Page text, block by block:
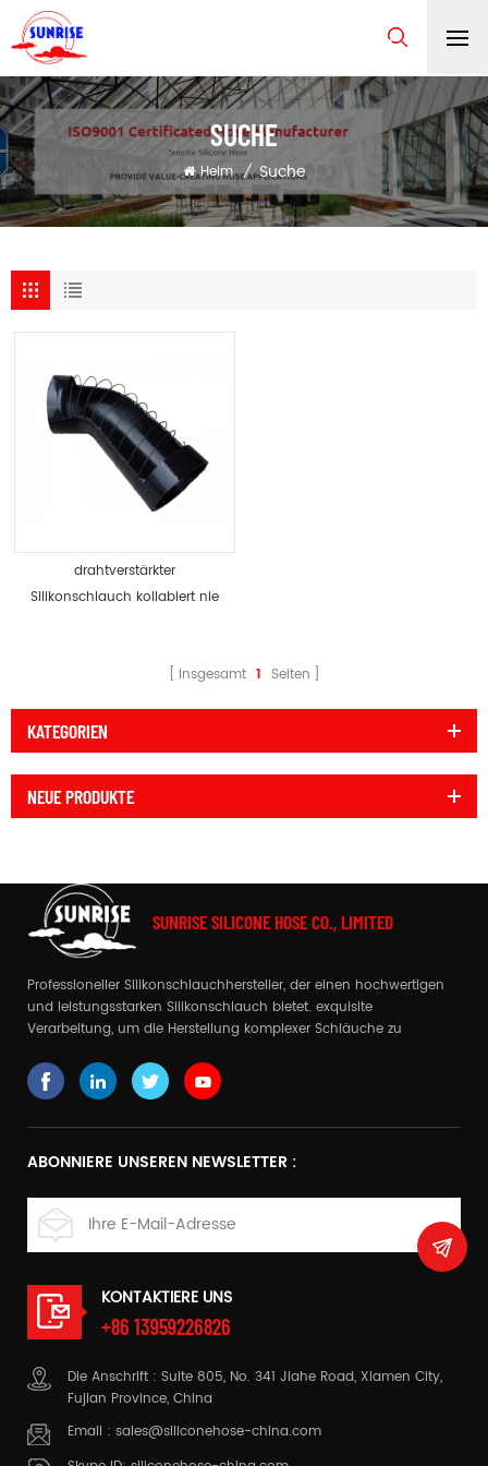
SUCHE
Heim / Suche
drahtverstärkter
Silikonschlauch kollabiert nie
Insgesamt 1 Seiten
KATEGORIEN
NEUE PRODUKTE
SUNRISE SILICONE HOSE CO., LIMITED
Professioneller Silikonschlauchhersteller, der einen hochwertigen
und leistungsstarken Silikonschlauch bietet. exquisite
Verarbeitung, um die Herstellung komplexer Schläuche zu
ABONNIERE UNSEREN NEWSLETTER :
KONTAKTIERE UNS
+86 13959226826
Die Anschrift : Suite 805, No. 341 Jiahe Road, Xiamen City,
Fujian Province, China
Email : sales@siliconehose-china.com